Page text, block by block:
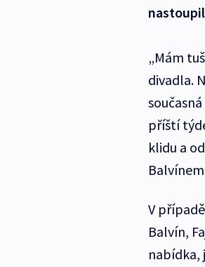
„Mám
divadla.
příští
klidu a
V
Balvín,
nabídka,